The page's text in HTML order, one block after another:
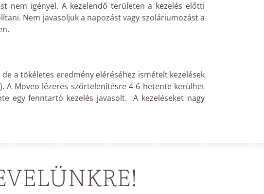
nem igényel. A kezelendő területen a kezelés előtti
Nem javasoljuk a napozást vagy szoláriumozást a
a tökéletes eredmény eléréséhez ismételt kezelések
A Moveo lézeres szőrtelenítésre 4-6 hetente kerülhet
egy fenntartó kezelés javasolt. A kezeléseket nagy